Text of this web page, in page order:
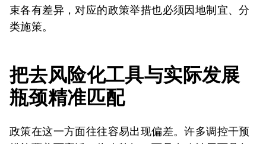
束各有差异，对应的政策举措也必须因地制宜、分
类施策。
把去风险化工具与实际发展
瓶颈精准匹配
政策在这一方面往往容易出现偏差。许多调控干预